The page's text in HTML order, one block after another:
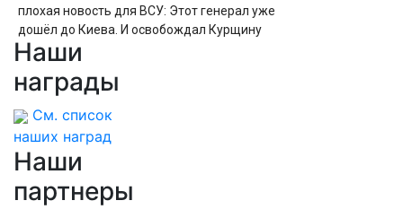
плохая новость для ВСУ: Этот генерал уже
дошёл до Киева. И освобождал Курщину
Наши
награды
См. список
наших наград
Наши
партнеры